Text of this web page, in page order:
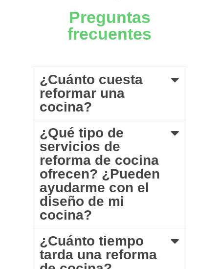
Preguntas
frecuentes
¿Cuánto cuesta
reformar una
cocina?
¿Qué tipo de
servicios de
reforma de cocina
ofrecen? ¿Pueden
ayudarme con el
diseño de mi
cocina?
¿Cuánto tiempo
tarda una reforma